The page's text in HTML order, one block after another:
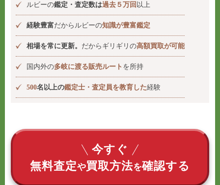
ルビーの鑑定・査定数は過去５万回 以上
経験豊富だからルビーの知識が豊富鑑定
相場を常に更新。 だからギリギリの高額買取が可能
国内外の多岐に渡る販売ルート を所持
500名以上の鑑定士・査定員を教育した経験
今すぐ
無料査定や買取方法を確認する